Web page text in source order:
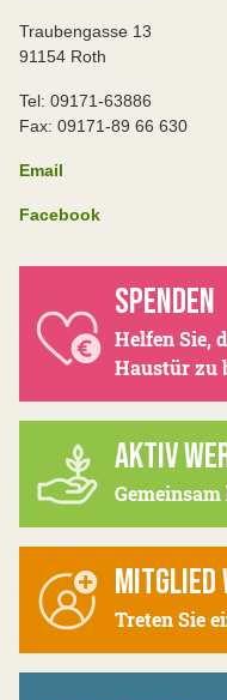
Traubengasse 13
91154 Roth
Tel: 09171-63886
Fax: 09171-89 66 630
Email
Facebook
SPENDEN
Helfen Sie,
Haustür zu
AKTIV
MITGLIED
Treten Sie